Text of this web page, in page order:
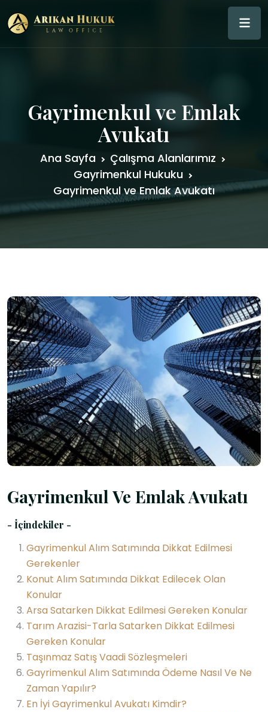
Gayrimenkul ve Emlak
Avukatı
Ana Sayfa
Çalışma Alanlarımız
Gayrimenkul Hukuku
Gayrimenkul ve Emlak Avukatı
Gayrimenkul Ve Emlak Avukatı
- İçindekiler -
Gayrimenkul Alım Satımında Dikkat Edilmesi
Gerekenler
Konut Alım Satımında Dikkat Edilecek Olan
Konular
Arsa Satarken Dikkat Edilmesi Gereken Konular
Tarım Arazisi-Tarla Satarken Dikkat Edilmesi
Gereken Konular
Taşınmaz Satış Vaadi Sözleşmeleri
Gayrimenkul Alım Satımında Ödeme Nasıl Ve Ne
Zaman Yapılır?
En İyi Gayrimenkul Avukatı Kimdir?